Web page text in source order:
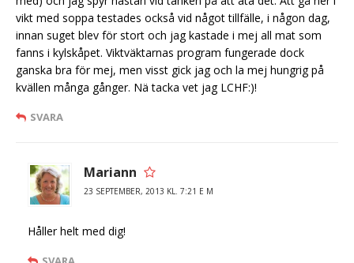
vikt med soppa testades också vid något tillfälle, i någon dag,
innan suget blev för stort och jag kastade i mej all mat som
fanns i kylskåpet. Viktväktarnas program fungerade dock
ganska bra för mej, men visst gick jag och la mej hungrig på
kvällen många gånger. Nä tacka vet jag LCHF:)!
SVARA
Mariann
23 SEPTEMBER, 2013 KL. 7:21 E M
Håller helt med dig!